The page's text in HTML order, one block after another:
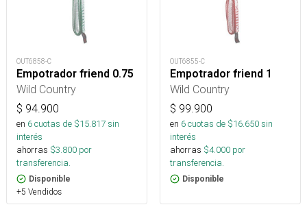
OUT6858-C
Empotrador friend 0.75
Wild Country
$ 94.900
en 6cuotas de $15.817sin
interés
ahorras $3.800 por
transferencia.
Disponible
+5 Vendidos
OUT6855-C
Empotrador friend 1
Wild Country
$ 99.900
en 6cuotas de $16.650sin
interés
ahorras $4.000 por
transferencia.
Disponible